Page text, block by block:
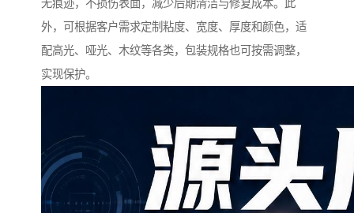
无痕迹，不损伤表面，减少后期清洁与修复成本。此
外，可根据客户需求定制粘度、宽度、厚度和颜色，适
配高光、哑光、木纹等各类，包装规格也可按需调整，
实现保护。